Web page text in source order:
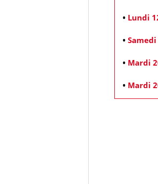
• Lundi
•
• Mardi
• Mardi